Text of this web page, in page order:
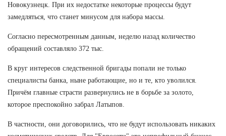
Новокузнецк. При их недостатке некоторые процессы будут
замедляться, что станет минусом для набора массы.
Согласно пересмотренным данным, неделю назад количество
обращений составляло 372 тыс.
В круг интересов следственной бригады попали не только
специалисты банка, ныне работающие, но и те, кто уволился.
Причём главные страсти развернулись не в борьбе за золото,
которое преспокойно забрал Латыпов.
В частности, они договорились, что не будут использовать никаких